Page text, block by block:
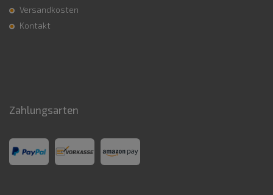
Versandkosten
Kontakt
Zahlungsarten